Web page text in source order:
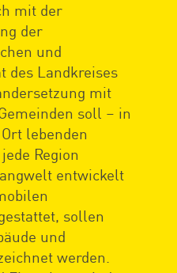
mit der
der
und
des Landkreises
mit
soll – in
lebenden
Region
entwickelt
sollen
und
werden.